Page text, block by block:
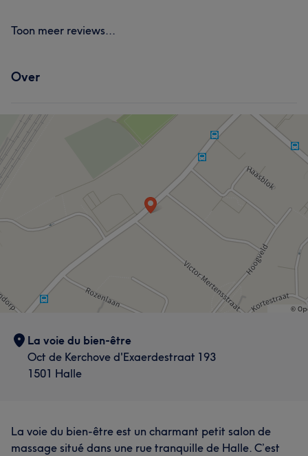
Toon meer reviews...
Over
La voie du bien-être
Oct de Kerchove d'Exaerdestraat 193
1501 Halle
La voie du bien-être est un charmant petit salon de
massage situé dans une rue tranquille de Halle. C’est